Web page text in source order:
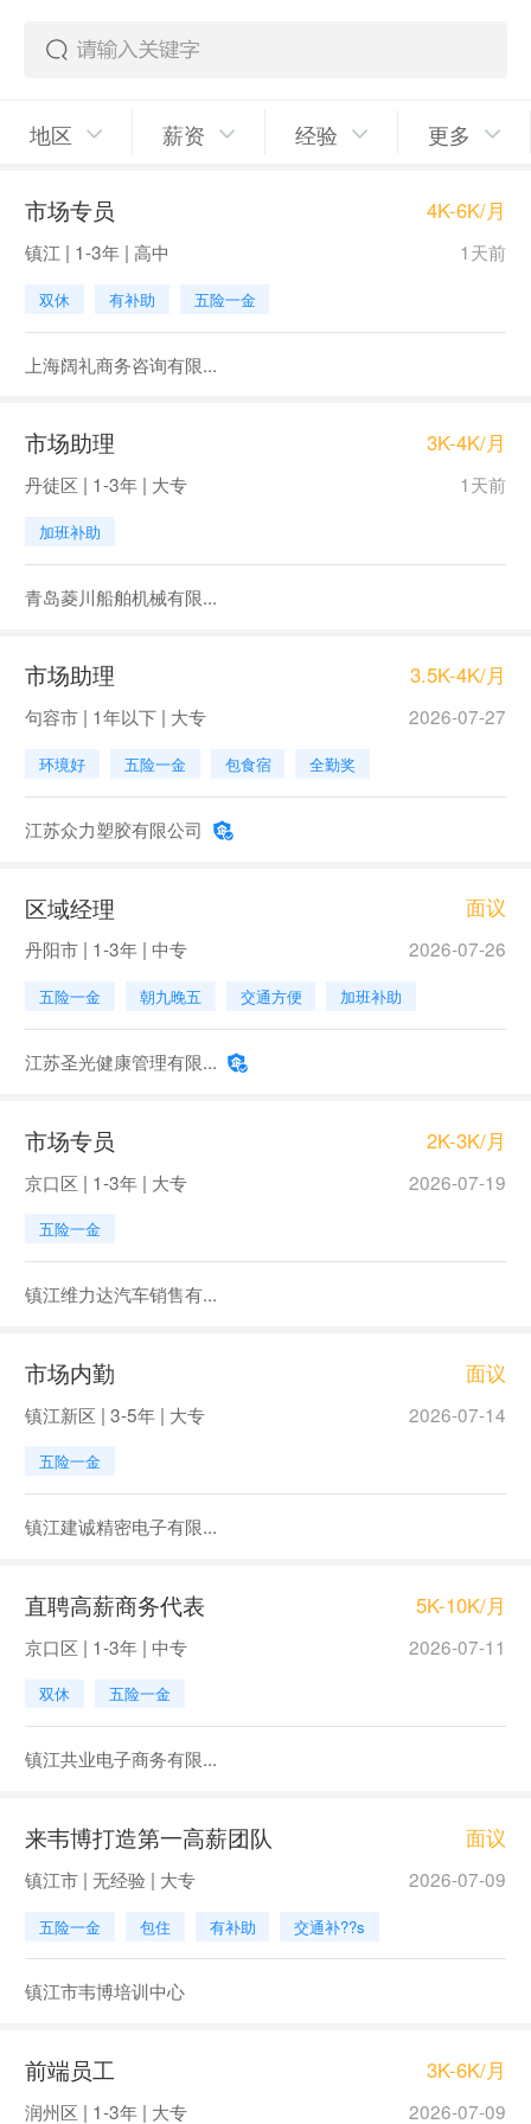
地区 薪资 经验 更多
市场专员 4K-6K/月
镇江 | 1-3年 | 高中 1天前
双休 有补助 五险一金
上海阔礼商务咨询有限...
市场助理 3K-4K/月
丹徒区 | 1-3年 | 大专 1天前
加班补助
青岛菱川船舶机械有限...
市场助理 3.5K-4K/月
句容市 | 1年以下 | 大专 2026-07-27
环境好 五险一金 包食宿 全勤奖
江苏众力塑胶有限公司
区域经理 面议
丹阳市 | 1-3年 | 中专 2026-07-26
五险一金 朝九晚五 交通方便 加班补助
江苏圣光健康管理有限...
市场专员 2K-3K/月
京口区 | 1-3年 | 大专 2026-07-19
五险一金
镇江维力达汽车销售有...
市场内勤 面议
镇江新区 | 3-5年 | 大专 2026-07-14
五险一金
镇江建诚精密电子有限...
直聘高薪商务代表 5K-10K/月
京口区 | 1-3年 | 中专 2026-07-11
双休 五险一金
镇江共业电子商务有限...
来韦博打造第一高薪团队 面议
镇江市 | 无经验 | 大专 2026-07-09
五险一金 包住 有补助 交通补??s
镇江市韦博培训中心
前端员工 3K-6K/月
润州区 | 1-3年 | 大专 2026-07-09